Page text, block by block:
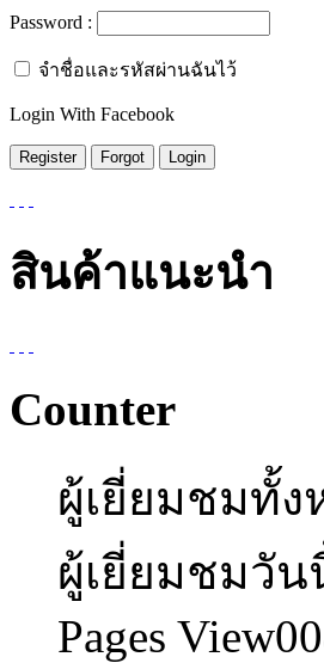
Password :
จำชื่อและรหัสผ่านฉันไว้
Login With Facebook
สินค้าแนะนำ
Counter
ผู้เยี่ยมชมทั้ง
ผู้เยี่ยมชมวัน
Pages View